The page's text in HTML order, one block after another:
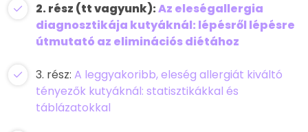
2. rész (tt vagyunk):Az eleségallergia
diagnosztikája kutyáknál: lépésről lépésre
útmutató az eliminációs diétához
3. rész: A leggyakoribb, eleség allergiát kiváltó
tényezők kutyáknál: statisztikákkal és
táblázatokkal